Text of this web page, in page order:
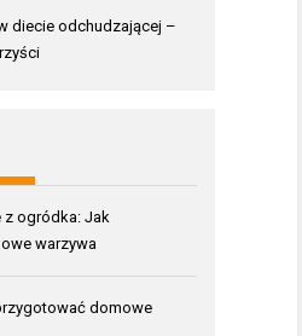
diecie odchudzającej –
z ogródka: Jak
warzywa
domowe